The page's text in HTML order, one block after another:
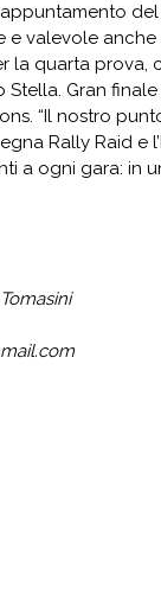
del
e valevole
la quarta prova,
Gran
“Il nostro
Rally Raid e
a ogni gara: in